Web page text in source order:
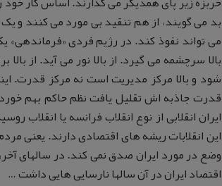
بد می گویند، از هم تنقید بی مورد می کنند و
می تواند نفوذ کند. در رژیم فردی
بالا سرچشمه می گیرد. از بالا نور می آید. از
شود و بالا مرکز مدیریت است نه مرکز قدرت.
قدرت جاذبه اش تقلیل یافت نظم حاکم بهم
ایران انقلابی از نوع انقلاب فرانسه یا
این انقلابات ریشه های اقتصادی دارند. یعنی
وضع در مورد ایران صدق نمی کند. در سالهای
اقتصاد ایران در آن سالها نارسایی هایی داشت …